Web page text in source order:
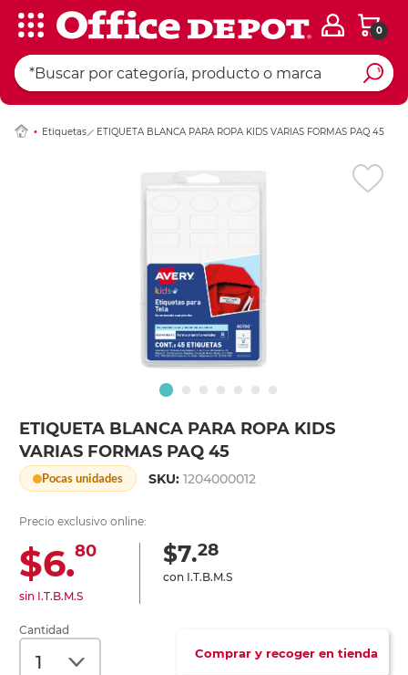
0
Etiquetas ETIQUETA BLANCA PARA ROPA KIDS VARIAS FORMAS PAQ 45
ETIQUETA BLANCA PARA ROPA KIDS
VARIAS FORMAS PAQ 45
Pocas unidades SKU:1204000012
Precio exclusivo online:
$6.80
sin I.T.B.M.S
$7.28
con I.T.B.M.S
Cantidad
Comprar y recoger en tienda
Ingresar Codigo